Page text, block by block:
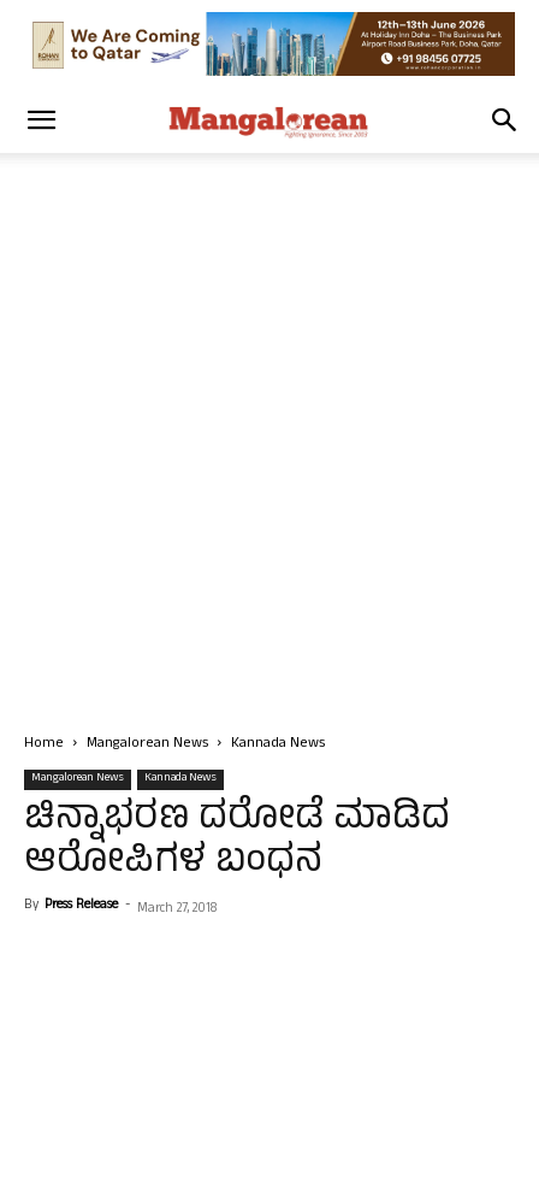
Home Mangalorean News Kannada News
Mangalorean News Kannada News
ಚಿನ್ನಾಭರಣ ದರೋಡೆ ಮಾಡಿದ
ಆರೋಪಿಗಳ ಬಂಧನ
By Press Release - March 27, 2018